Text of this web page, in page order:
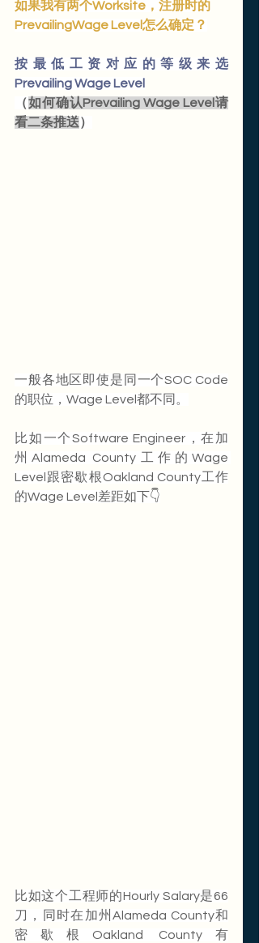
如果我有两个Worksite，注册时的
PrevailingWage Level怎么确定？
按最低工资对应的等级来选
Prevailing Wage Level
（如何确认Prevailing Wage Level请
看二条推送）
一般各地区即使是同一个SOC Code
的职位，Wage Level都不同。
比如一个Software Engineer，在加
州Alameda County工作的Wage
Level跟密歇根Oakland County工作
的Wage Level差距如下👇
比如这个工程师的Hourly Salary是66
刀，同时在加州Alameda County和
密歇根Oakland County有